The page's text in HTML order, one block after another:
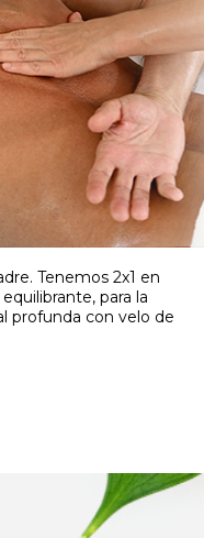
Tenemos 2x1 en
para la
profunda con velo de